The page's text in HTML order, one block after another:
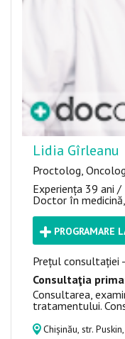
Lidia Gîrleanu
Proctolog,
Experiența 39 ani
Doctor în
PROGRAMARE
Prețul consultației
Consultaţia
Consultarea,
tratamentului.
Chișinău, str.